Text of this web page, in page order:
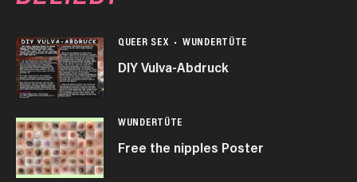
QUEER SEX WUNDERTÜTE
DIY Vulva-Abdruck
WUNDERTÜTE
Free the nipples Poster